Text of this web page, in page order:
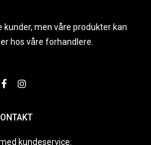
kunder, men våre produkter kan
hos våre forhandlere.
kundeservice: